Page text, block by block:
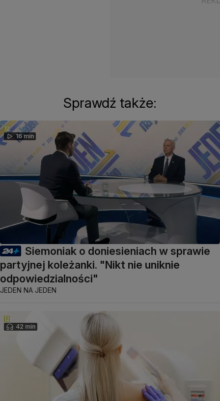
Sprawdź także:
16 min
Siemoniak o doniesieniach w sprawie
partyjnej koleżanki. "Nikt nie uniknie
odpowiedzialności"
JEDEN NA JEDEN
42 min